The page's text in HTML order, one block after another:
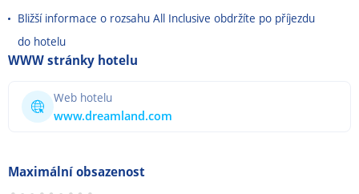
Bližší informace o rozsahu All Inclusive obdržíte po příjezdu
do hotelu
WWW stránky hotelu
Web hotelu
www.dreamland.com
Maximální obsazenost